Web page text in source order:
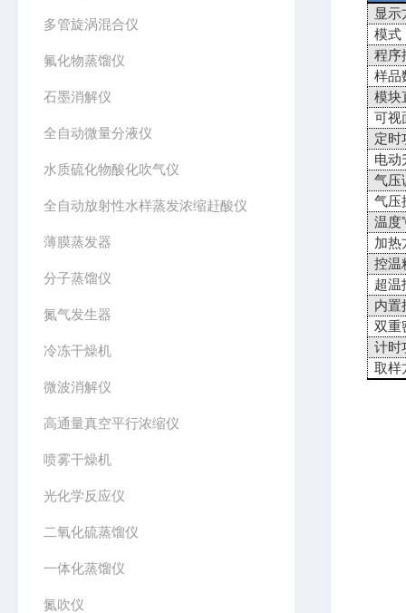
多管旋涡混合仪
氟化物蒸馏仪
石墨消解仪
全自动微量分液仪
水质硫化物酸化吹气仪
全自动放射性水样蒸发浓缩赶酸仪
薄膜蒸发器
分子蒸馏仪
氮气发生器
冷冻干燥机
微波消解仪
高通量真空平行浓缩仪
喷雾干燥机
光化学反应仪
二氧化硫蒸馏仪
一体化蒸馏仪
氮吹仪
显示
模式
程序
样品
模块
可视
定时
电动
气压
气压
温
加热
控
超温
内置
双重
计时
取样